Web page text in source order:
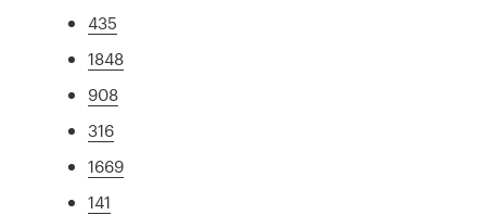
435
1848
908
316
1669
141